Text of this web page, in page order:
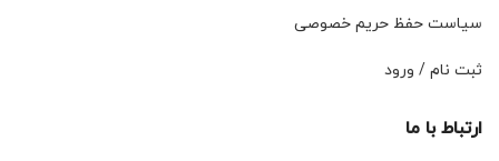
سیاست حفظ حریم خصوصی
ثبت نام / ورود
ارتباط با ما